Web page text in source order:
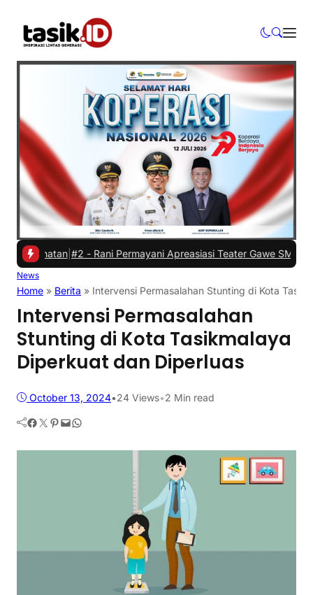
|#2 -Rani Permayani Apreasiasi Teater Gawe SMKN 3
News
Home » Berita » Intervensi Permasalahan Stunting di Kota
Intervensi Permasalahan
Stunting di Kota Tasikmalaya
Diperkuat dan Diperluas
October 13, 2024•24 Views•2 Min read
Facebook Twitter Pinterest Mail WhatsApp